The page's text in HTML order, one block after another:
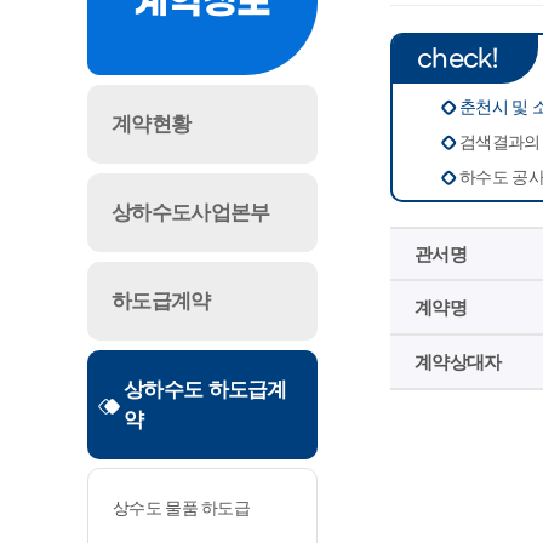
계약현황
상하수도사업본부
하도급계약
상하수도 하도급계
약
상수도 물품 하도급
check!
춘천시 및
검색결과
하수도 공
관서명
계약명
계약상대자